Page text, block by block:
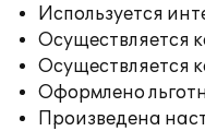
Используется
Осуществляется
Осуществляется
Оформлено
Произведена